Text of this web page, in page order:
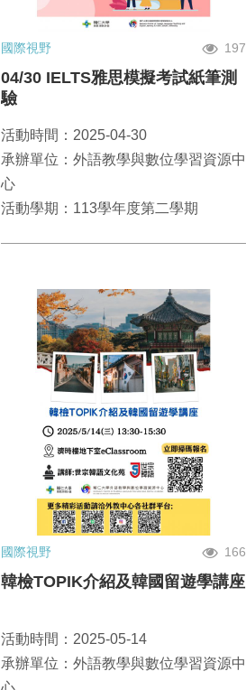
國際視野 197
04/30 IELTS雅思模擬考試紙筆測
驗
活動時間：2025-04-30
承辦單位：外語教學與數位學習資源中
心
活動學期：113學年度第二學期
國際視野 166
韓檢TOPIK介紹及韓國留遊學講座
活動時間：2025-05-14
承辦單位：外語教學與數位學習資源中